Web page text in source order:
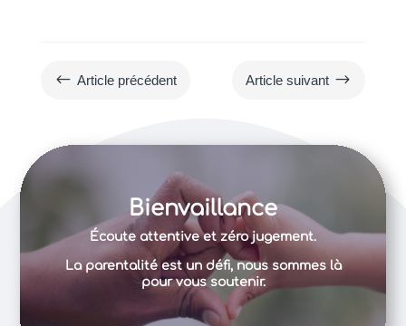
# Article précédent Article suivant $
Bienvaillance
Écoute attentive et zéro jugement.
La parentalité est un défi, nous sommes là
pour vous soutenir.